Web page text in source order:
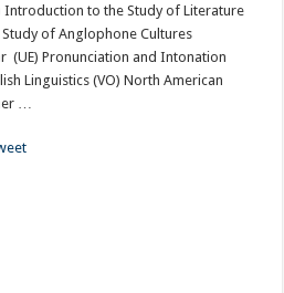
Introduction to the Study of Literature
of Anglophone Cultures
(UE) Pronunciation and Intonation
Linguistics (VO) North American
…